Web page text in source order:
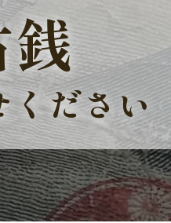
ください